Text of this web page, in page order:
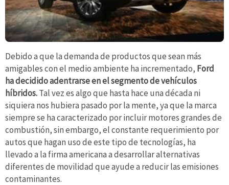
Debido a que la demanda de productos que sean más
amigables con el medio ambiente ha incrementado, Ford
ha decidido adentrarse en el segmento de vehículos
híbridos.Tal vez es algo que hasta hace una década ni
siquiera nos hubiera pasado por la mente, ya que la marca
siempre se ha caracterizado por incluir motores grandes de
combustión, sin embargo, el constante requerimiento por
autos que hagan uso de este tipo de tecnologías, ha
llevado a la firma americana a desarrollar alternativas
diferentes de movilidad que ayude a reducir las emisiones
contaminantes.